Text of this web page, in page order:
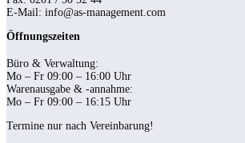
E-Mail: info@as-management.com
Öffnungszeiten
Büro & Verwaltung:
Mo – Fr 09:00 – 16:00 Uhr
Warenausgabe & -annahme:
Mo – Fr 09:00 – 16:15 Uhr
Termine nur nach Vereinbarung!